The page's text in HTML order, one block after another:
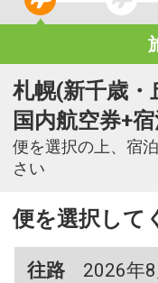
札幌(新千歳・
国内航空券+
便を選択の上、宿
さい
便を選択して
往路
2026年